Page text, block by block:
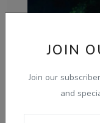
JOIN
Join our
and